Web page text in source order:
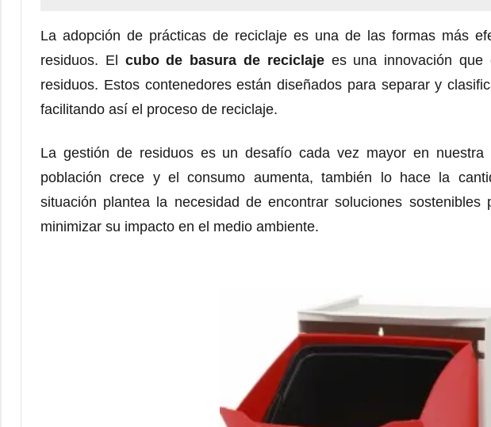
La adopción de prácticas de reciclaje es una de las formas más
residuos. El cubo de basura de reciclaje esuna innovación que
residuos. Estos contenedores están diseñados para separar y
facilitando así el proceso de reciclaje.
La gestión de residuos es un desafío cada vez mayor en
población crece y el consumo aumenta, también lo hace la
situación plantea la necesidad de encontrar soluciones
minimizar su impacto en el medio ambiente.